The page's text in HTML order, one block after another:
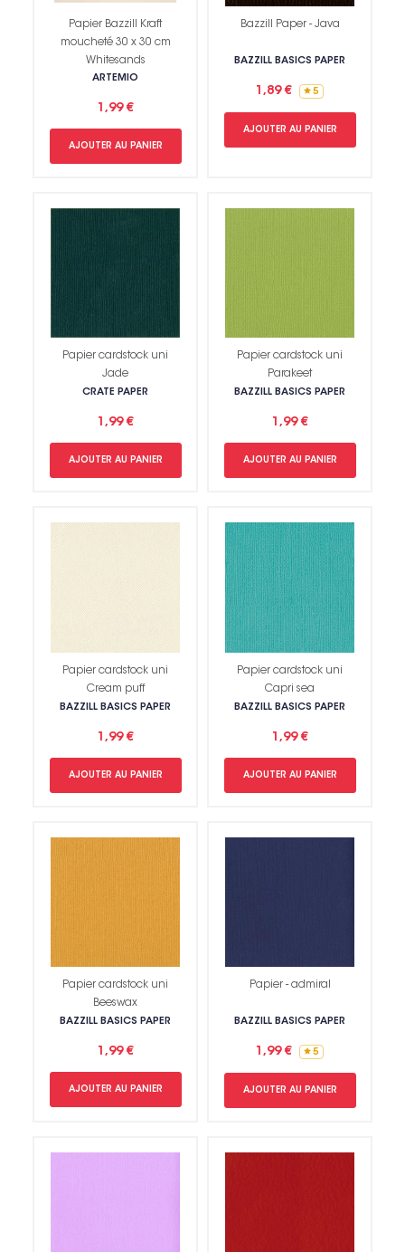
Papier Bazzill Kraft
moucheté 30 x 30 cm
Whitesands
ARTEMIO
1,99 €
AJOUTER AU PANIER
Bazzill Paper - Java
BAZZILL BASICS PAPER
1,89 € 5
AJOUTER AU PANIER
Papier cardstock uni
Jade
CRATE PAPER
1,99 €
AJOUTER AU PANIER
Papier cardstock uni
Parakeet
BAZZILL BASICS PAPER
1,99 €
AJOUTER AU PANIER
Papier cardstock uni
Cream puff
BAZZILL BASICS PAPER
1,99 €
AJOUTER AU PANIER
Papier cardstock uni
Capri sea
BAZZILL BASICS PAPER
1,99 €
AJOUTER AU PANIER
Papier cardstock uni
Beeswax
BAZZILL BASICS PAPER
1,99 €
AJOUTER AU PANIER
Papier - admiral
BAZZILL BASICS PAPER
1,99 € 5
AJOUTER AU PANIERNon merci !